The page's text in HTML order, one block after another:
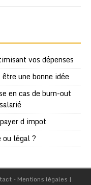
vos dépenses
une bonne idée
en cas de burn-out
d impot
légal ?
- Mentions légales |